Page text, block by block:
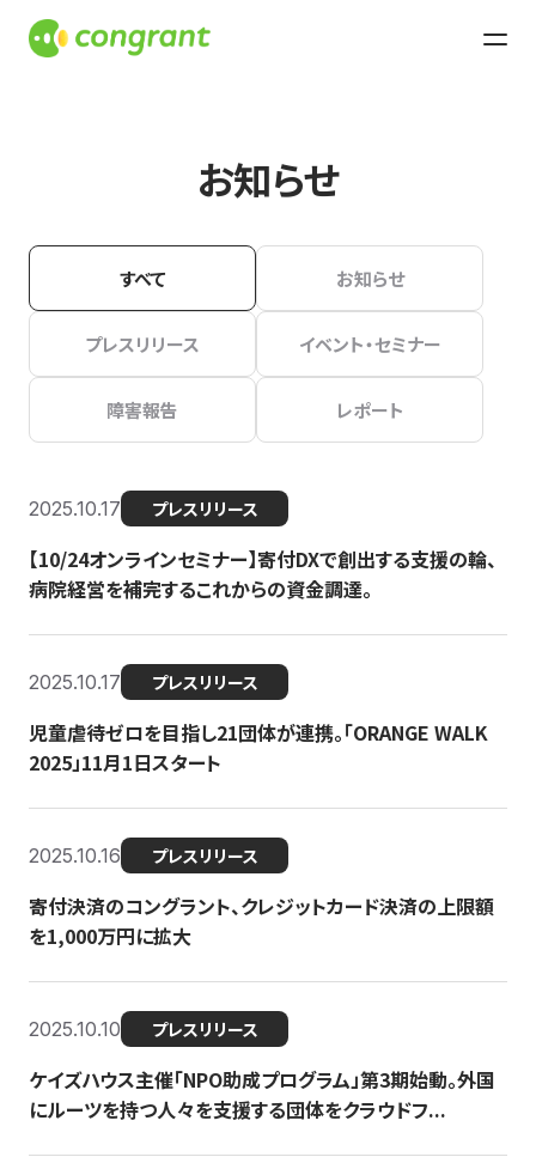
お知らせ
すべて お知らせ
プレスリリース イベント・セミナー
障害報告 レポート
2025.10.17 プレスリリース
【10/24オンラインセミナー】寄付DXで創出する支援の輪、
病院経営を補完するこれからの資金調達。
2025.10.17 プレスリリース
児童虐待ゼロを目指し21団体が連携。「ORANGE WALK
2025」11月1日スタート
2025.10.16 プレスリリース
寄付決済のコングラント、クレジットカード決済の上限額
を1,000万円に拡大
2025.10.10 プレスリリース
ケイズハウス主催「NPO助成プログラム」第3期始動。外国
にルーツを持つ人々を支援する団体をクラウドフ...